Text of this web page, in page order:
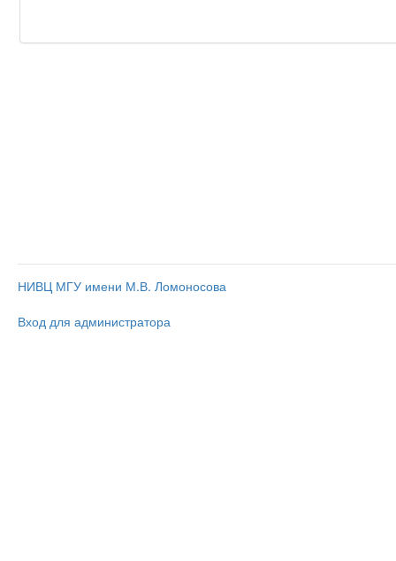
НИВЦ МГУ имени М.В. Ломоносова
Вход для администратора